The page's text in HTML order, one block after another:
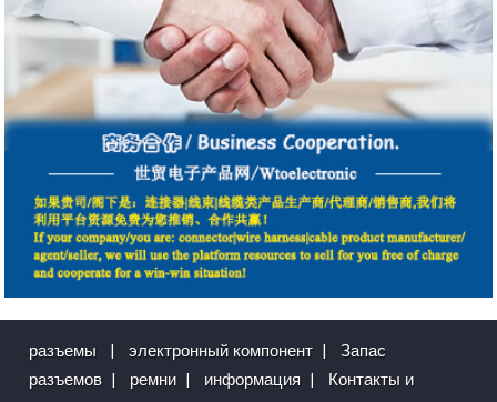
разъемы | электронный компонент |
Запас
разъемов | ремни | информация |
Контакты и